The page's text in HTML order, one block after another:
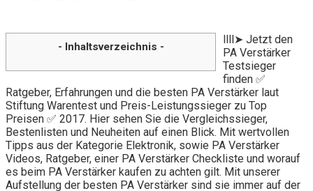
- Inhaltsverzeichnis -
llll➤ Jetzt den
PA Verstärker
Testsieger
finden ✅
Ratgeber, Erfahrungen und die besten PA Verstärker laut
Stiftung Warentest und Preis-Leistungssieger zu Top
Preisen ✅ 2017. Hier sehen Sie die Vergleichssieger,
Bestenlisten und Neuheiten auf einen Blick. Mit wertvollen
Tipps aus der Kategorie Elektronik, sowie PA Verstärker
Videos, Ratgeber, einer PA Verstärker Checkliste und worauf
es beim PA Verstärker kaufen zu achten gilt. Mit unserer
Aufstellung der besten PA Verstärker sind sie immer auf der